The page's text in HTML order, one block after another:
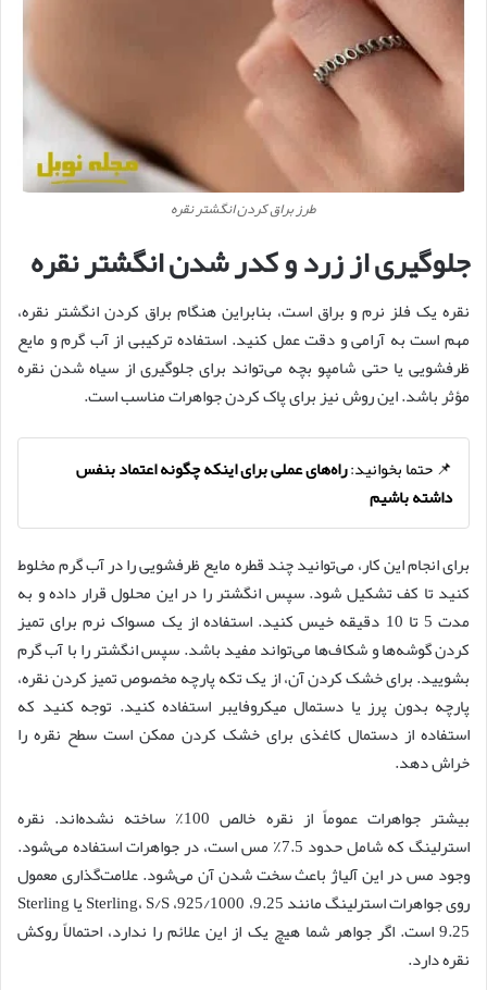
طرز براق كردن انگشتر نقره
جلوگیری از زرد و کدر شدن انگشتر نقره
نقره یک فلز نرم و براق است، بنابراین هنگام براق کردن انگشتر نقره،
مهم است به آرامی و دقت عمل کنید. استفاده ترکیبی از آب گرم و مایع
ظرفشویی یا حتی شامپو بچه می‌تواند برای جلوگیری از سیاه شدن نقره
مؤثر باشد. این روش نیز برای پاک کردن جواهرات مناسب است.
📌 حتما بخوانید:راه‌های عملی برای اینکه چگونه اعتماد بنفس
داشته باشیم
برای انجام این کار، می‌توانید چند قطره مایع ظرفشویی را در آب گرم مخلوط
کنید تا کف تشکیل شود. سپس انگشتر را در این محلول قرار داده و به
مدت 5 تا 10 دقیقه خیس کنید. استفاده از یک مسواک نرم برای تمیز
کردن گوشه‌ها و شکاف‌ها می‌تواند مفید باشد. سپس انگشتر را با آب گرم
بشویید. برای خشک کردن آن، از یک تکه پارچه مخصوص تمیز کردن نقره،
پارچه بدون پرز یا دستمال میکروفایبر استفاده کنید. توجه کنید که
استفاده از دستمال کاغذی برای خشک کردن ممکن است سطح نقره را
خراش دهد.
بیشتر جواهرات عموماً از نقره خالص 100٪ ساخته نشده‌اند. نقره
استرلینگ که شامل حدود 7.5٪ مس است، در جواهرات استفاده می‌شود.
وجود مس در این آلیاژ باعث سخت شدن آن می‌شود. علامت‌گذاری معمول
روی جواهرات استرلینگ مانند 9.25، 925/1000، Sterling، S/S یا Sterling
9.25 است. اگر جواهر شما هیچ یک از این علائم را ندارد، احتمالاً روکش
نقره دارد.